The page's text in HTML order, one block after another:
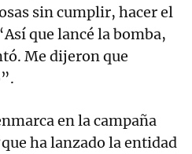
sin cumplir, hacer el
que lancé la bomba,
Me dijeron que
en la campaña
ha lanzado la entidad